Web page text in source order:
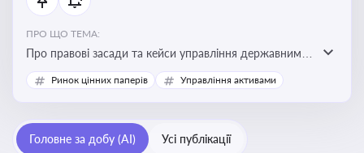
ПРО ЩО ТЕМА:
Про правові засади та кейси управління державними,
комунальними та корпоративними активами, для
юристів і керівників, які відповідають за збереження
Ринок цінних паперів Управління активами
Головне за добу (AI) Усі публікації